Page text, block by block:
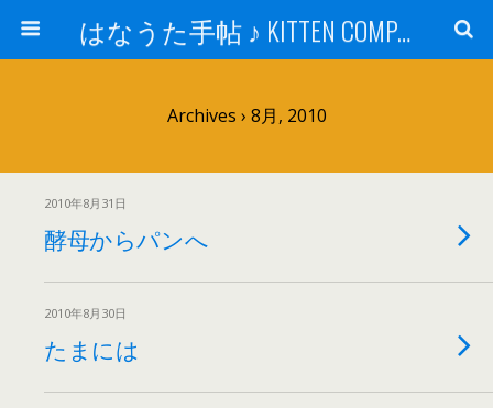
はなうた手帖 ♪ KITTEN COMPANY
Archives › 8月, 2010
2010年8月31日
酵母からパンへ
2010年8月30日
たまには